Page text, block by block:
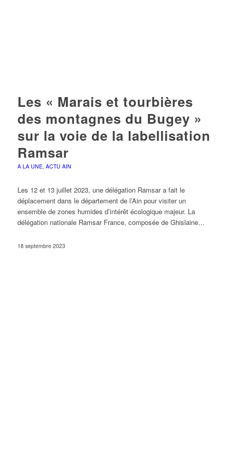
Les « Marais et tourbières
des montagnes du Bugey »
sur la voie de la labellisation
Ramsar
A LA UNE, ACTU AIN
Les 12 et 13 juillet 2023, une délégation Ramsar a fait le
déplacement dans le département de l’Ain pour visiter un
ensemble de zones humides d’intérêt écologique majeur. La
délégation nationale Ramsar France, composée de Ghislaine…
18 septembre 2023